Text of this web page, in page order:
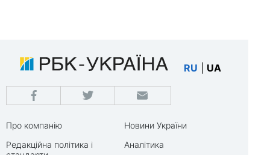
RU UA
Про компанію
Редакційна політика і
Новини України
Аналітика